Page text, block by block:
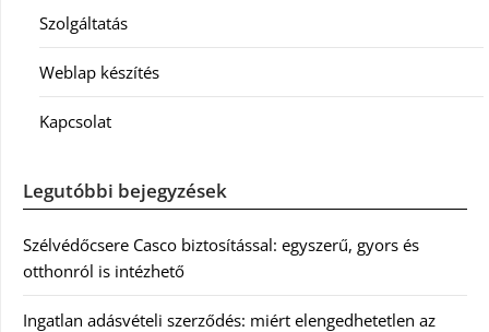
Szolgáltatás
Weblap készítés
Kapcsolat
Legutóbbi bejegyzések
Szélvédőcsere Casco biztosítással: egyszerű, gyors és
otthonról is intézhető
Ingatlan adásvételi szerződés: miért elengedhetetlen az